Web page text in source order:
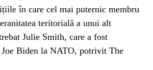
în care cel mai puternic membru
teritorială a unui alt
Julie Smith, care a fost
Joe Biden la NATO, potrivit The